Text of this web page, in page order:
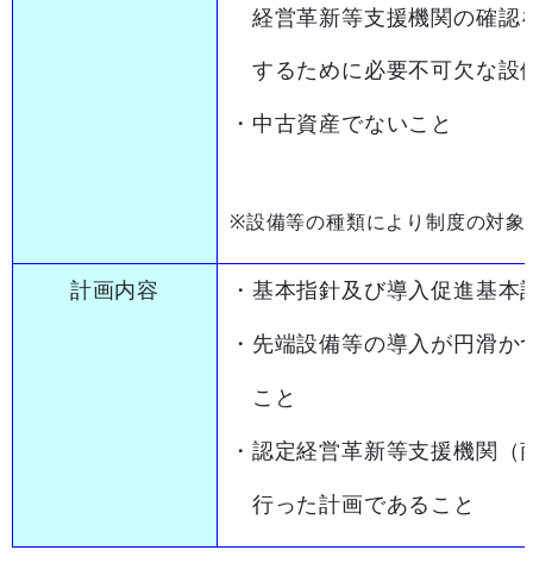
経営革新等支援機関の確認
するために必要不可欠な設
・中古資産でないこと
※設備等の種類により制度の対
計画内容
・基本指針及び導入促進基
・先端設備等の導入が円滑
こと
・認定経営革新等支援機関
行った計画であること